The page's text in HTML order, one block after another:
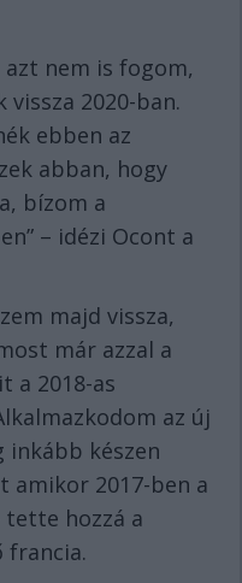
nem is fogom,
2020-ban.
ebben az
abban, hogy
bízom a
– idézi Ocont a
majd vissza,
már azzal a
a 2018-as
az új
inkább készen
amikor 2017-ben a
tette hozzá a
francia.